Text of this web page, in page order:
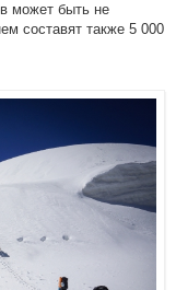
может быть не
составят также 5 000